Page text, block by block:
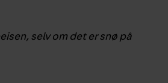
selv om det er snø på